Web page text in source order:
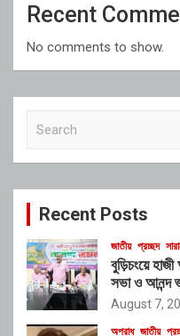
Recent
No comments to show.
c
Recent Posts
জাতীয় প্রচ্ছদ
বুড়িচংয়ে
সভা ও আনন্দ
কমিটি
August 7,
অপরাধ জাতীয়